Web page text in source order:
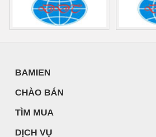
BAMIEN
CHÀO BÁN
TÌM MUA
DỊCH VỤ